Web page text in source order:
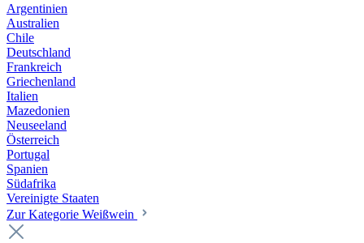
Argentinien
Australien
Chile
Deutschland
Frankreich
Griechenland
Italien
Mazedonien
Neuseeland
Österreich
Portugal
Spanien
Südafrika
Vereinigte Staaten
Zur Kategorie Weißwein